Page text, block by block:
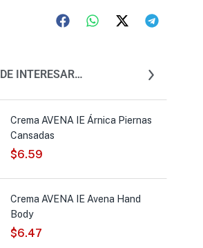
INTERESAR…
Crema AVENA IE Árnica Piernas
Cansadas
$6.59
Crema AVENA IE Avena Hand
Body
$6.47